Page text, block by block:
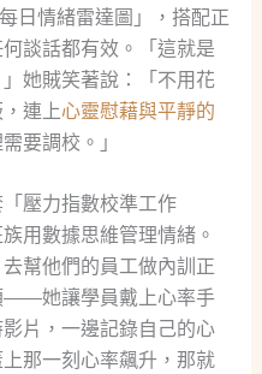
日情緒雷達圖」，搭配正
談話都有效。「這就是
她賊笑著說：「不用花
連上心靈慰藉與平靜的
要調校。」
壓力指數校準工作
用數據思維管理情緒。
幫他們的員工做內訓正
——她讓學員戴上心率手
片，一邊記錄自己的心
那一刻心率飆升，那就